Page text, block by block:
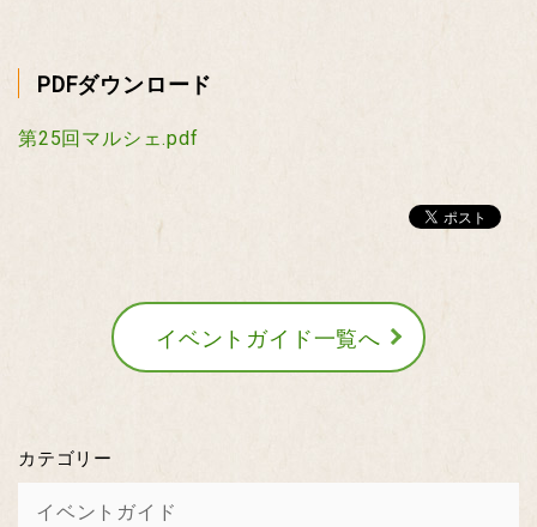
PDFダウンロード
第25回マルシェ.pdf
イベントガイド一覧へ
カテゴリー
イベントガイド